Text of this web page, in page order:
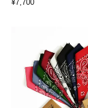
¥7,700